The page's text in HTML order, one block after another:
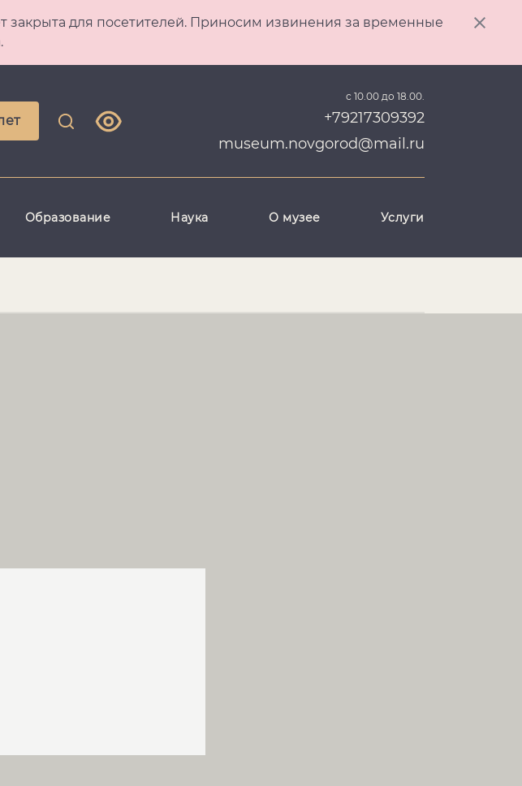
закрыта для посетителей. Приносим извинения за временные
с 10.00 до 18.00.
+79217309392
museum.novgorod@mail.ru
Образование Наука О музее Услуги